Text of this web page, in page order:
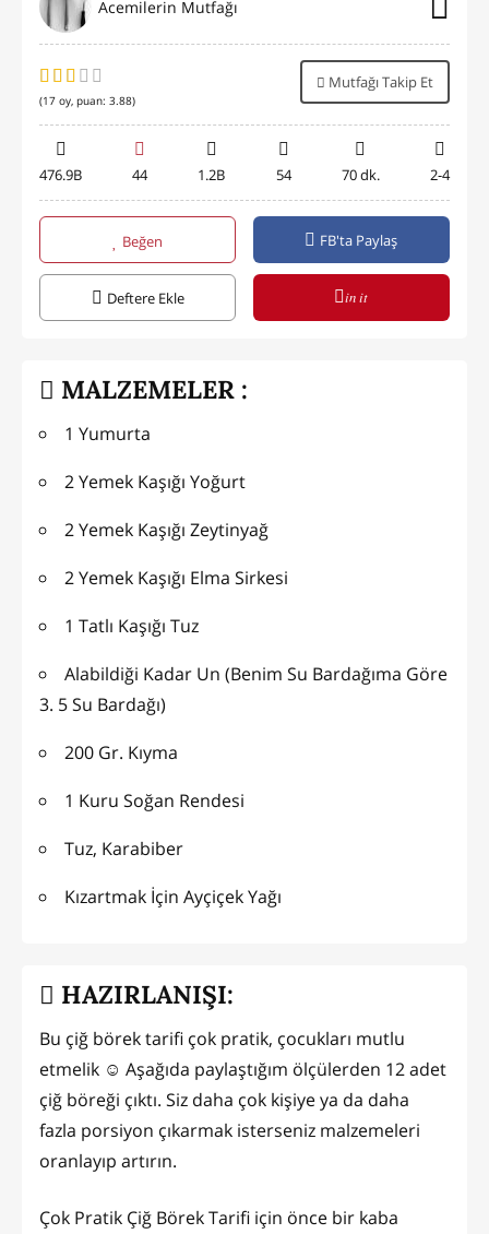
Acemilerin Mutfağı
(17 oy, puan: 3.88)
Mutfağı Takip Et
476.9B 44 1.2B 54 70 dk. 2-4
Beğen FB'ta Paylaş
Deftere Ekle in it
MALZEMELER :
1 Yumurta
2 Yemek Kaşığı Yoğurt
2 Yemek Kaşığı Zeytinyağ
2 Yemek Kaşığı Elma Sirkesi
1 Tatlı Kaşığı Tuz
Alabildiği Kadar Un (Benim Su Bardağıma Göre
3. 5 Su Bardağı)
200 Gr. Kıyma
1 Kuru Soğan Rendesi
Tuz, Karabiber
Kızartmak İçin Ayçiçek Yağı
HAZIRLANIŞI:
Bu çiğ börek tarifi çok pratik, çocukları mutlu
etmelik ☺️ Aşağıda paylaştığım ölçülerden 12 adet
çiğ böreği çıktı. Siz daha çok kişiye ya da daha
fazla porsiyon çıkarmak isterseniz malzemeleri
oranlayıp artırın.
Çok Pratik Çiğ Börek Tarifi için önce bir kaba